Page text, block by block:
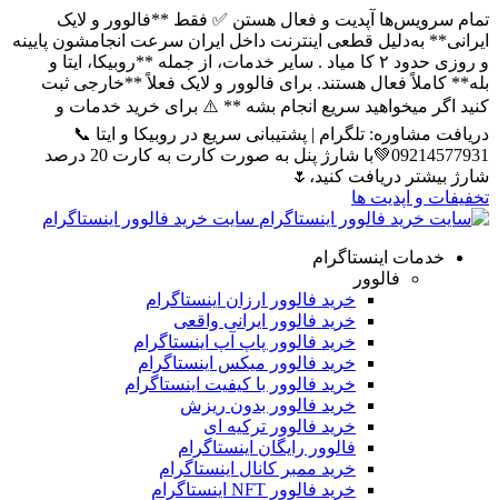
آپدیت و فعال هستن ✅ فقط **فالوور و لایک
به‌دلیل قطعی اینترنت داخل ایران سرعت انجامشون پایینه
و روزی حدود ۲ کا میاد . سایر خدمات، از جمله **روبیکا، ایتا و
فعال هستند. برای فالوور و لایک فعلاً **خارجی ثبت
میخواهید سریع انجام بشه ** ⚠️ برای خرید خدمات و
تلگرام | پشتیبانی سریع در روبیکا و ایتا 📞
09214577931💚با شارژ پنل به صورت کارت به کارت 20 درصد
دریافت کنید،🌷
و اپدیت ها
سایت خرید فالوور اینستاگرام
اینستاگرام
فالوور
خرید فالوور ارزان اینستاگرام
خرید فالوور ایرانی واقعی
خرید فالوور پاپ آپ اینستاگرام
خرید فالوور میکس اینستاگرام
خرید فالوور با کیفیت اینستاگرام
خرید فالوور بدون ریزش
خرید فالوور ترکیه ای
فالوور رایگان اینستاگرام
خرید ممبر کانال اینستاگرام
خرید فالوور NFT اینستاگرام